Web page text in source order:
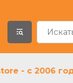
- с 2006 года